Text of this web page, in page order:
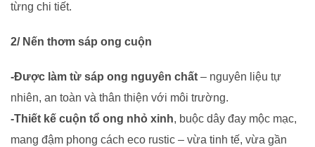
từng chi tiết.
2/ Nến thơm sáp ong cuộn
-Được làm từ sáp ong nguyên chất – nguyên liệu tự
nhiên, an toàn và thân thiện với môi trường.
-Thiết kế cuộn tổ ong nhỏ xinh, buộc dây đay mộc mạc,
mang đậm phong cách eco rustic – vừa tinh tế, vừa gần